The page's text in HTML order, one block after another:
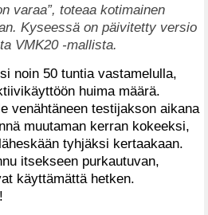
varaa”, toteaa kotimainen
Kyseessä on päivitetty versio
VMK20 -mallista.
noin 50 tuntia vastamelulla,
huima määrä.
venähtäneen testijakson aikana
muutaman kerran kokeeksi,
tyhjäksi kertaakaan.
itsekseen purkautuvan,
käyttämättä hetken.